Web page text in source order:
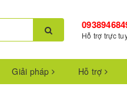
Hỗ trợ trực
Giải pháp Hỗ trợ